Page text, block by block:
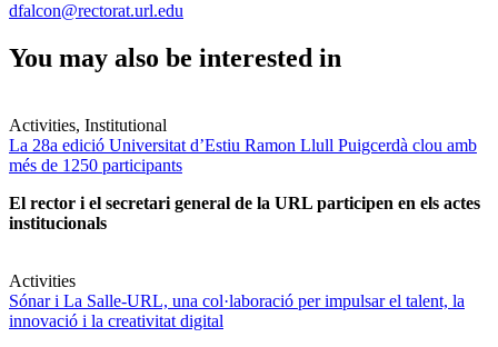
dfalcon@rectorat.url.edu
You may also be interested in
Activities, Institutional
La 28a edició Universitat d’Estiu Ramon Llull Puigcerdà clou amb
més de 1250 participants
El rector i el secretari general de la URL participen en els actes
institucionals
Activities
Sónar i La Salle-URL, una col·laboració per impulsar el talent, la
innovació i la creativitat digital